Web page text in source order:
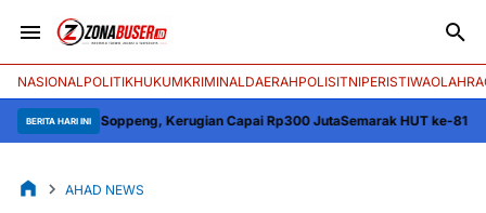
NASIONALPOLITIKHUKUMKRIMINALDAERAHPOLISITNIPERISTIWA
BERITA HARI INI
Soppeng, Kerugian Capai Rp300 JutaSemarak HUT ke-81 RI, Kapolres
AHAD NEWS